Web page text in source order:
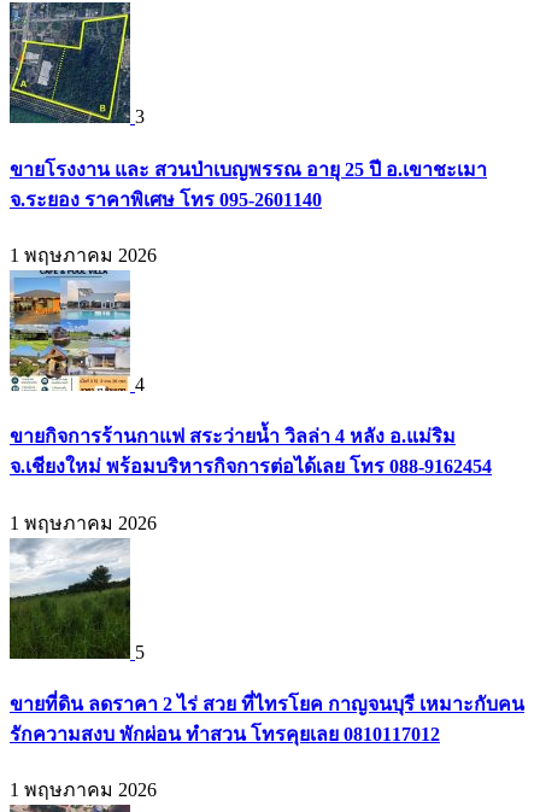
3
ขายโรงงาน และ สวนป่าเบญพรรณ อายุ 25 ปี อ.เขาชะเมา
จ.ระยอง ราคาพิเศษ โทร 095-2601140
1 พฤษภาคม 2026
4
ขายกิจการร้านกาแฟ สระว่ายน้ำ วิลล่า 4 หลัง อ.แม่ริม
จ.เชียงใหม่ พร้อมบริหารกิจการต่อได้เลย โทร 088-9162454
1 พฤษภาคม 2026
5
ขายที่ดิน ลดราคา 2 ไร่ สวย ที่ไทรโยค กาญจนบุรี เหมาะกับคน
รักความสงบ พักผ่อน ทำสวน โทรคุยเลย 0810117012
1 พฤษภาคม 2026